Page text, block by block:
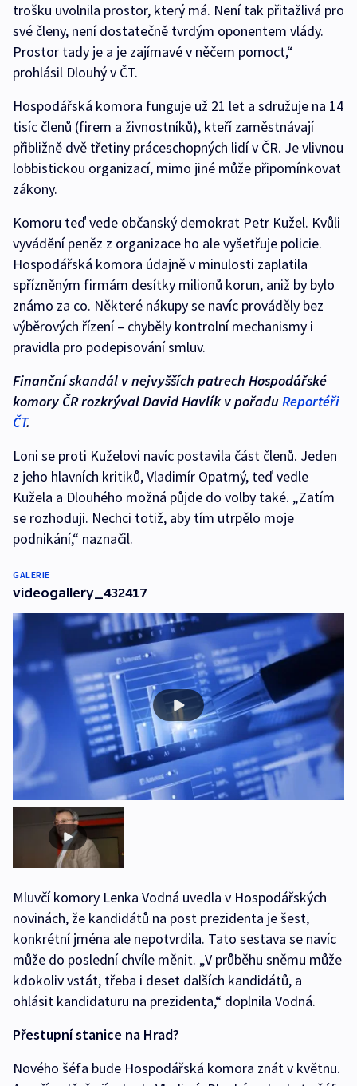
trošku uvolnila prostor, který má. Není tak přitažlivá pro
své členy, není dostatečně tvrdým oponentem vlády.
Prostor tady je a je zajímavé v něčem pomoct,“
prohlásil Dlouhý v ČT.
Hospodářská komora funguje už 21 let a sdružuje na 14
tisíc členů (firem a živnostníků), kteří zaměstnávají
přibližně dvě třetiny práceschopných lidí v ČR. Je vlivnou
lobbistickou organizací, mimo jiné může připomínkovat
zákony.
Komoru teď vede občanský demokrat Petr Kužel. Kvůli
vyvádění peněz z organizace ho ale vyšetřuje policie.
Hospodářská komora údajně v minulosti zaplatila
spřízněným firmám desítky milionů korun, aniž by bylo
známo za co. Některé nákupy se navíc prováděly bez
výběrových řízení – chyběly kontrolní mechanismy i
pravidla pro podepisování smluv.
Finanční skandál v nejvyšších patrech Hospodářské
komory ČR rozkrýval David Havlík v pořaduReportéři
ČT.
Loni se proti Kuželovi navíc postavila část členů. Jeden
z jeho hlavních kritiků, Vladimír Opatrný, teď vedle
Kužela a Dlouhého možná půjde do volby také. „Zatím
se rozhoduji. Nechci totiž, aby tím utrpělo moje
podnikání,“ naznačil.
GALERIE
videogallery_432417
Mluvčí komory Lenka Vodná uvedla v Hospodářských
novinách, že kandidátů na post prezidenta je šest,
konkrétní jména ale nepotvrdila. Tato sestava se navíc
může do poslední chvíle měnit. „V průběhu sněmu může
kdokoliv vstát, třeba i deset dalších kandidátů, a
ohlásit kandidaturu na prezidenta,“ doplnila Vodná.
Přestupní stanice na Hrad?
Nového šéfa bude Hospodářská komora znát v květnu.